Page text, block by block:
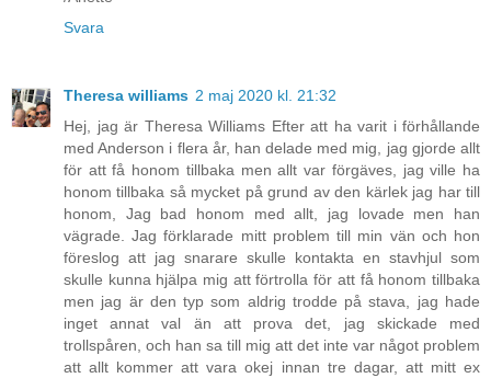
Svara
Theresa williams 2 maj 2020 kl. 21:32
Hej, jag är Theresa Williams Efter att ha varit i förhållande
med Anderson i flera år, han delade med mig, jag gjorde allt
för att få honom tillbaka men allt var förgäves, jag ville ha
honom tillbaka så mycket på grund av den kärlek jag har till
honom, Jag bad honom med allt, jag lovade men han
vägrade. Jag förklarade mitt problem till min vän och hon
föreslog att jag snarare skulle kontakta en stavhjul som
skulle kunna hjälpa mig att förtrolla för att få honom tillbaka
men jag är den typ som aldrig trodde på stava, jag hade
inget annat val än att prova det, jag skickade med
trollspåren, och han sa till mig att det inte var något problem
att allt kommer att vara okej innan tre dagar, att mitt ex